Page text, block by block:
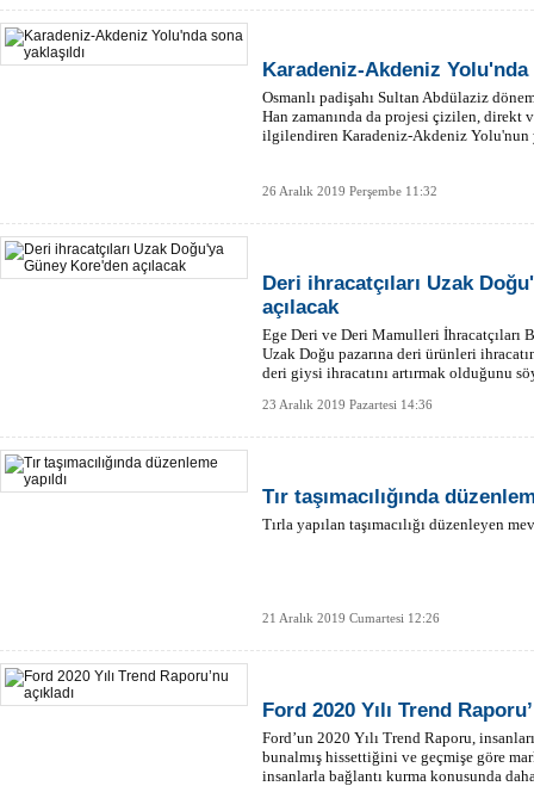
Karadeniz-Akdeniz Yolu'nda
Osmanlı padişahı Sultan Abdülaziz
Han zamanında da projesi çizilen, direkt
ilgilendiren Karadeniz-Akdeniz Yolu'nun
26 Aralık 2019 Perşembe 11:32
Deri ihracatçıları Uzak
açılacak
Ege Deri ve Deri Mamulleri İhracatçıları
Uzak Doğu pazarına deri ürünleri
deri giysi ihracatını artırmak olduğunu
23 Aralık 2019 Pazartesi 14:36
Tır taşımacılığında
Tırla yapılan taşımacılığı düzenleyen
21 Aralık 2019 Cumartesi 12:26
Ford 2020 Yılı Trend
Ford’un 2020 Yılı Trend Raporu,
bunalmış hissettiğini ve geçmişe göre
insanlarla bağlantı kurma konusunda